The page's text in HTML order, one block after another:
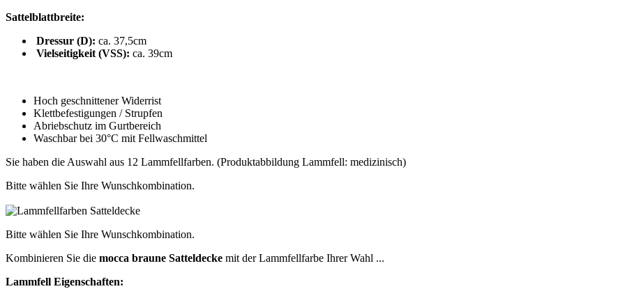
Sattelblattbreite:
Dressur (D): ca. 37,5cm
Vielseitigkeit (VSS): ca. 39cm
Hoch geschnittener Widerrist
Klettbefestigungen / Strupfen
Abriebschutz im Gurtbereich
Waschbar bei 30°C mit Fellwaschmittel
Sie haben die Auswahl aus 12 Lammfellfarben. (Produktabbildung Lammfell: medizinisch)
Bitte wählen Sie Ihre Wunschkombination.
Bitte wählen Sie Ihre Wunschkombination.
Kombinieren Sie die mocca braune Satteldecke mit der Lammfellfarbe Ihrer Wahl ...
Lammfell Eigenschaften: